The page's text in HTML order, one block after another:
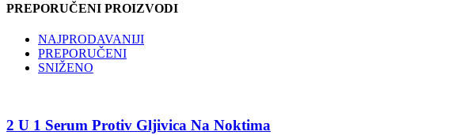
PREPORUČENI PROIZVODI
NAJPRODAVANIJI
PREPORUČENI
SNIŽENO
2 U 1 Serum Protiv Gljivica Na Noktima